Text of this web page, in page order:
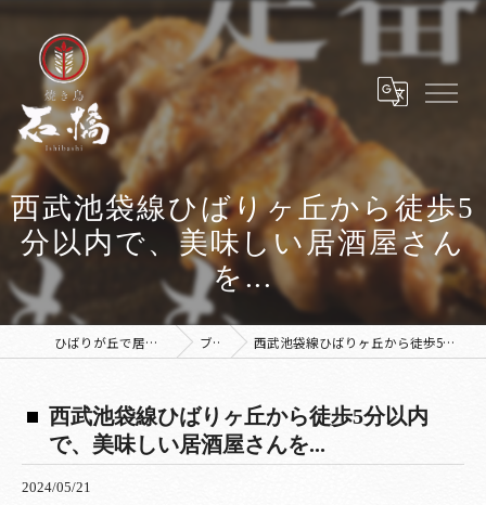
西武池袋線ひばりヶ丘から徒歩5
分以内で、美味しい居酒屋さん
を...
ひばりが丘で居酒屋なら焼き鳥 石橋 ブログ 西武池袋線ひばりヶ丘から徒歩5分以内で、美味しい居酒屋さんを...
西武池袋線ひばりヶ丘から徒歩5分以内
で、美味しい居酒屋さんを...
2024/05/21